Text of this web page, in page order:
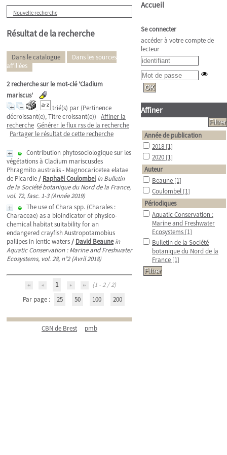
Nouvelle recherche
Résultat de la recherche
Dans le catalogue
Dans les sources
affiliées
2recherche sur le mot-clé'Cladium
mariscus'
trié(s) par (Pertinence
décroissant(e), Titre croissant(e)) Affiner la
recherche Générer le flux rss de la recherche
Partager le résultat de cette recherche
Contribution phytosociologique sur les
végétations à Cladium mariscusdes
Phragmito australis - Magnocaricetea elatae
de Picardie/ Raphaël Coulombel in Bulletin
de la Société botanique du Nord de la France,
vol. 72, fasc. 1-3 (Année 2019)
The use of Chara spp. (Charales :
Characeae) as a bioindicator of physico-
chemical habitat suitability for an
endangered crayfish Austropotamobius
pallipes in lentic waters/ David Beaune in
Aquatic Conservation : Marine and Freshwater
Ecosystems, vol. 28, n°2 (Avril 2018)
1
(1 - 2 / 2)
Par page :
25 50 100 200
CBN de Brest pmb
Accueil
Se connecter
accéder à votre compte de
lecteur
Affiner
Année de publication
2018 [1]
2020 [1]
Auteur
Beaune [1]
Coulombel [1]
Périodiques
Aquatic Conservation :
Marine and Freshwater
Ecosystems [1]
Bulletin de la Société
botanique du Nord de la
France [1]